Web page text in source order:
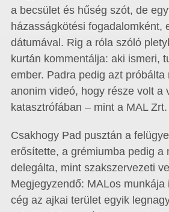
a becsület és hűség szót, de
házasságkötési fogadalomként,
dátumával. Rig a róla szóló
kurtán kommentálja: aki ismeri,
ember. Padra pedig azt próbálta
anonim videó, hogy része volt a
katasztrófában – mint a MAL
Csakhogy Pad pusztán a
erősítette, a grémiumba pedig a
delegálta, mint szakszervezeti
Megjegyzendő: MALos
cég az ajkai terület egyik